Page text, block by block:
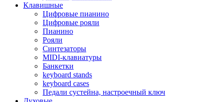
Клавишные
Цифровые пианино
Цифровые рояли
Пианино
Рояли
Синтезаторы
MIDI-клавиатуры
Банкетки
keyboard stands
keyboard cases
Педали сустейна, настроечный ключ